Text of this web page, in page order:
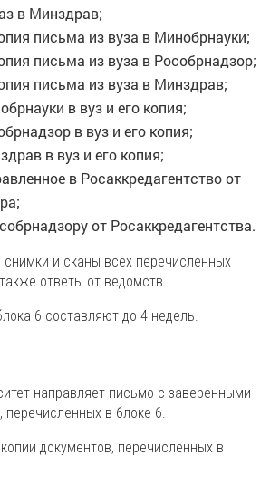
в Минздрав;
письма из вуза в Минобрнауки;
письма из вуза в Рособрнадзор;
письма из вуза в Минздрав;
в вуз и его копия;
в вуз и его копия;
в вуз и его копия;
в Росаккредагентство от
от Росаккредагентства.
снимки и сканы всех перечисленных
ответы от ведомств.
6 составляют до 4 недель.
направляет письмо с заверенными
перечисленных в блоке 6.
документов, перечисленных в